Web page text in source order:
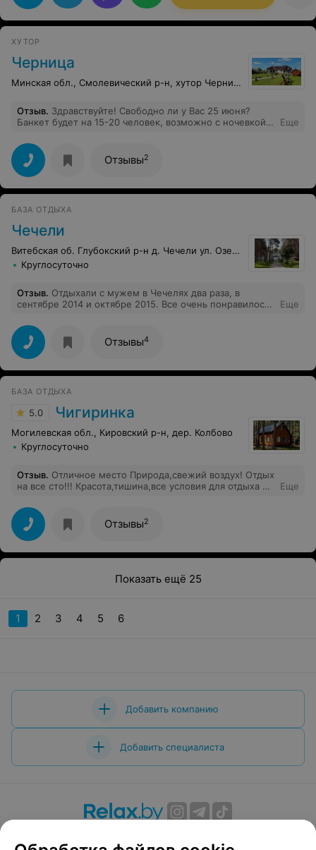
ХУТОР
Черница
Минская обл., Смолевический р-н, хутор Черница
Отзыв. Здравствуйте! Свободно ли у Вас 25 июня?
Банкет будет на 15-20 человек, возможно с ночевкой...
Еще
Отзывы2
БАЗА ОТДЫХА
Чечели
Витебская об. Глубокский р-н д. Чечели ул. Озерная, 1б
Круглосуточно
Отзыв. Отдыхали с мужем в Чечелях два раза, в
сентябре 2014 и октябре 2015. Все очень понравилось.
обслуживание и хорошее питание. Рядом лес, озеро.
Недалеко - масса интересных для посещения мест -
Глубокое, Мосар, Удело, деревня Париж!
Внимательный, приветливый персонал. Шикарная баня
на дровах. Отличная рыбалка. С недоумением прочла
год спустя после отдыха. Приезжайте в Чечели, Вам
обязательно понравится!
Еще
Отзывы4
БАЗА ОТДЫХА
5.0 Чигиринка
Могилевская обл., Кировский р-н, дер. Колбово
Круглосуточно
Отзыв. Отличное место Природа,свежий воздух! Отдых
на все сто!!! Красота,тишина,все условия для отдыха и
Еще
Отзывы2
Показать ещё 25
1 2 3 4 5 6
Добавить компанию
Добавить специалиста